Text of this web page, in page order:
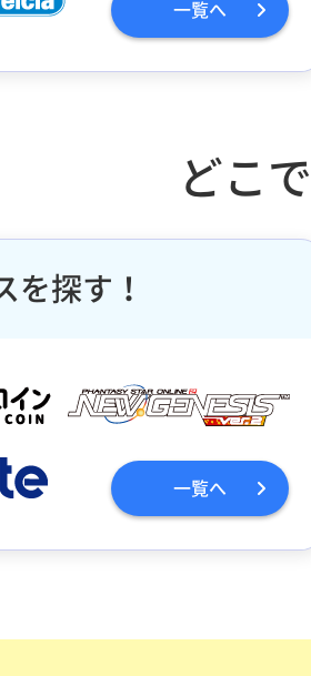
一覧へ
どこ
を探す！
一覧へ